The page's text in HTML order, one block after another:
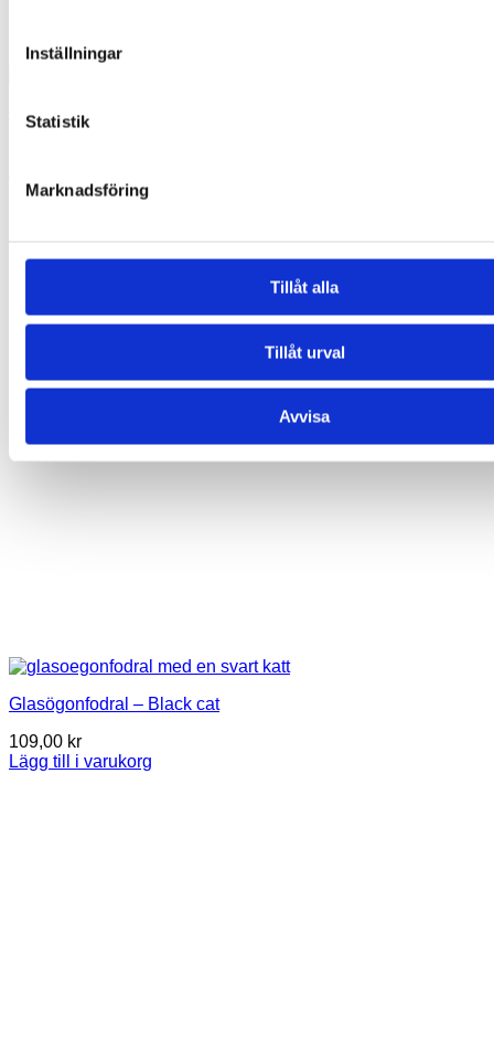
Inställningar
Statistik
Marknadsföring
Tillåt alla
Tillåt urval
Avvisa
ORTOPAD MIX: 100 st. ögonplåster + en belöningsposter
Glasögonfodral – Black cat
109,00 kr
Lägg till i varukorg